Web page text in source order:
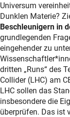
Universum
Dunklen Materie?
Beschleunigern in
grundlegenden
eingehender zu
dritten „Runs“ des
Collider (LHC) am
LHC sollen das
insbesondere die
überprüfen. Das ist